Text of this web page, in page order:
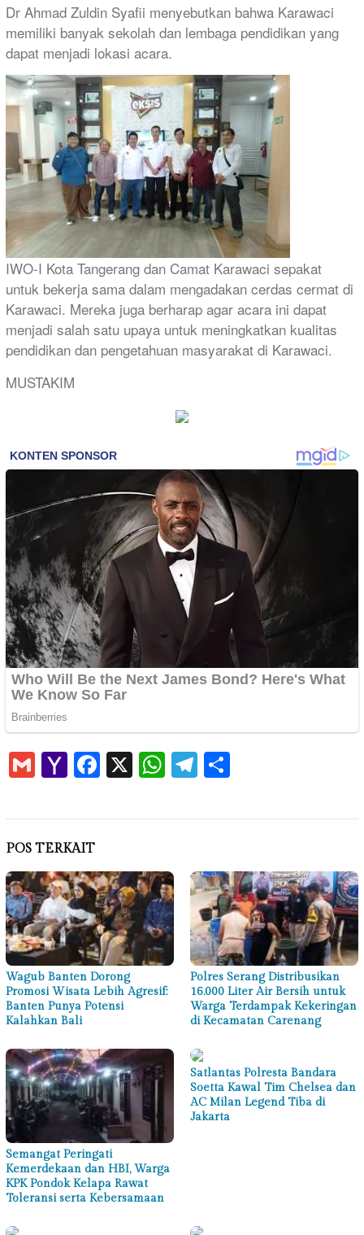
Dr Ahmad Zuldin Syafii menyebutkan bahwa Karawaci
memiliki banyak sekolah dan lembaga pendidikan yang
dapat menjadi lokasi acara.
IWO-I Kota Tangerang dan Camat Karawaci sepakat
untuk bekerja sama dalam mengadakan cerdas cermat di
Karawaci. Mereka juga berharap agar acara ini dapat
menjadi salah satu upaya untuk meningkatkan kualitas
pendidikan dan pengetahuan masyarakat di Karawaci.
MUSTAKIM
GmailYahooFacebook
X WhatsApp
Telegram
POS TERKAIT
Wagub Banten Dorong
Promosi Wisata Lebih Agresif:
Banten Punya Potensi
Kalahkan Bali
Polres Serang Distribusikan
16.000 Liter Air Bersih untuk
Warga Terdampak Kekeringan
di Kecamatan Carenang
Semangat Peringati
Kemerdekaan dan HBI, Warga
KPK Pondok Kelapa Rawat
Toleransi serta Kebersamaan
Satlantas Polresta Bandara
Soetta Kawal Tim Chelsea dan
AC Milan Legend Tiba di
Jakarta